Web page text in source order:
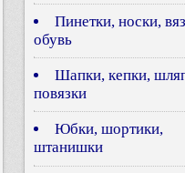
Пинетки, носки,
обувь
Шапки, кепки,
повязки
Юбки, шортики,
штанишки